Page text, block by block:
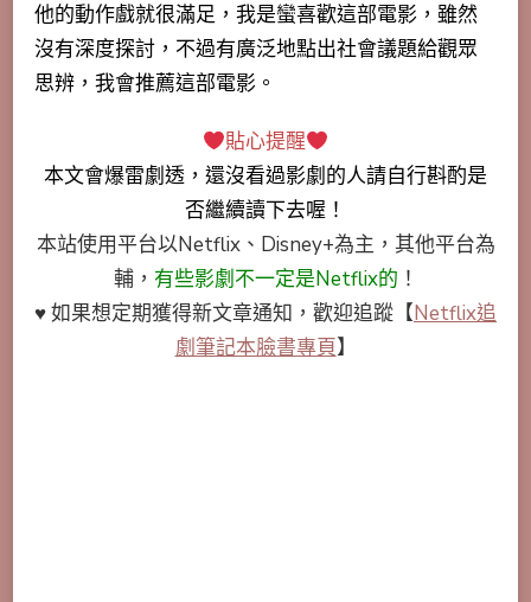
他的動作戲就很滿足，我是蠻喜歡這部電影，雖然
沒有深度探討，不過有廣泛地點出社會議題給觀眾
思辨，我會推薦這部電影。
貼心提醒
本文會爆雷劇透 ，還沒看過影劇的人請自行斟酌是
否繼續讀下去喔！
本站使用平台以Netflix、Disney+為主，其他平台為
輔， 有些影劇不一定是Netflix的 ！
♥ 如果想定期獲得新文章通知，歡迎追蹤 【Netflix追
劇筆記本臉書專頁】